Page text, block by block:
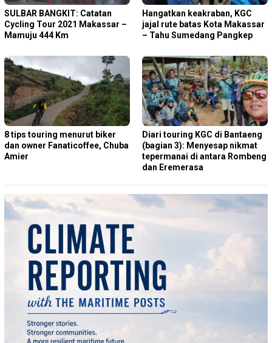
SULBAR BANGKIT: Catatan
Cycling Tour 2021 Makassar –
Mamuju 444 Km
Hangatkan keakraban, KGC
jajal rute batas Kota Makassar
– Tahu Sumedang Pangkep
8 tips touring menurut biker
dan owner Fanaticoffee, Chuba
Amier
Diari touring KGC di Bantaeng
(bagian 3): Menyesap nikmat
tepermanai di antara Rombeng
dan Eremerasa